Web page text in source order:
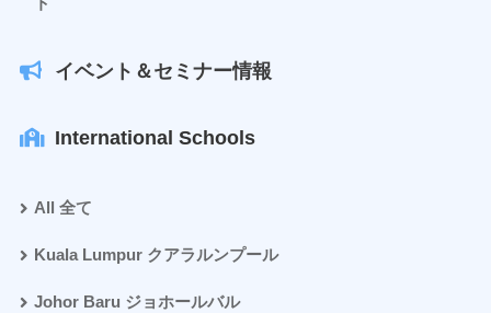
イベント＆セミナー情報
International Schools
All 全て
Kuala Lumpur クアラルンプール
Johor Baru ジョホールバル